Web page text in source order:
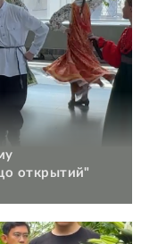
открытий"